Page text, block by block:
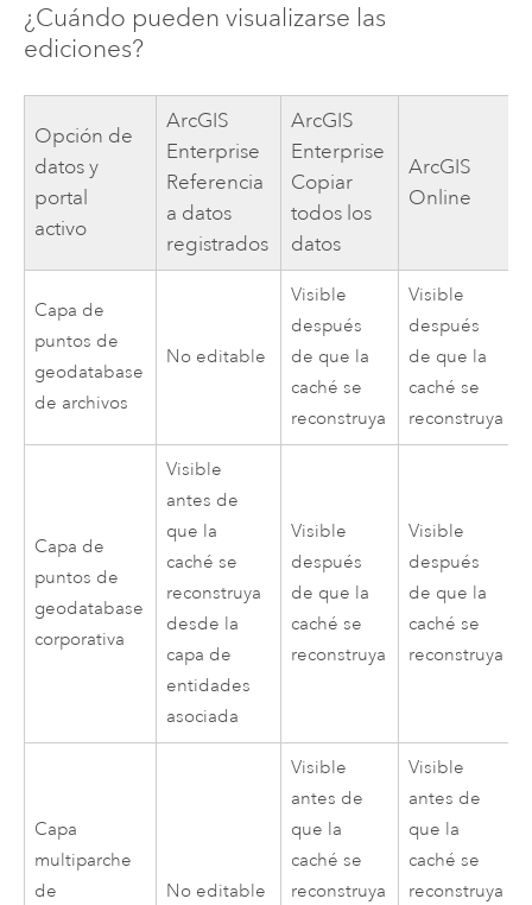
¿Cuándo pueden visualizarse las
ediciones?
Opción de
datos y
portal
activo
ArcGIS
Enterprise
Referencia
a datos
registrados
ArcGIS
Enterprise
Copiar
todos los
datos
ArcGIS
Online
Capa de
puntos de
geodatabase
de archivos
No editable
Visible
después
de que la
caché se
reconstruya
Visible
después
de que la
caché se
reconstruya
Capa de
puntos de
geodatabase
corporativa
Visible
antes de
que la
caché se
reconstruya
desde la
capa de
entidades
asociada
Visible
después
de que la
caché se
reconstruya
Visible
después
de que la
caché se
reconstruya
Capa
multiparche
de
No editable
Visible
antes de
que la
caché se
reconstruya
Visible
antes de
que la
caché se
reconstruya